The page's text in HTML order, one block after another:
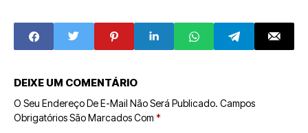
DEIXE UM COMENTÁRIO
O Seu Endereço De E-Mail Não Será Publicado. Campos
Obrigatórios São Marcados Com *